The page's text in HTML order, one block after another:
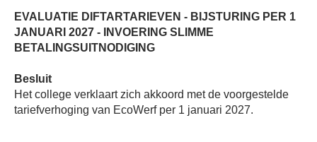
EVALUATIE DIFTARTARIEVEN - BIJSTURING PER 1
JANUARI 2027 - INVOERING SLIMME
BETALINGSUITNODIGING
Besluit
Het college verklaart zich akkoord met de voorgestelde
tariefverhoging van EcoWerf per 1 januari 2027.